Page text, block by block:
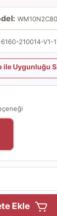
210014-V1-
ile Uygunluğu
Ekle